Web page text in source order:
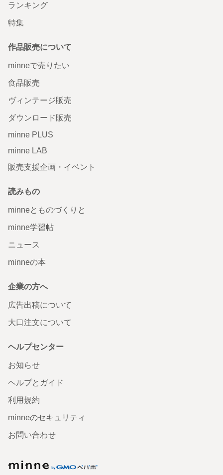
ランキング
特集
作品販売について
minneで売りたい
食品販売
ヴィンテージ販売
ダウンロード販売
minne PLUS
minne LAB
販売支援企画・イベント
読みもの
minneとものづくりと
minne学習帖
ニュース
minneの本
企業の方へ
広告出稿について
大口注文について
ヘルプセンター
お知らせ
ヘルプとガイド
利用規約
minneのセキュリティ
お問い合わせ